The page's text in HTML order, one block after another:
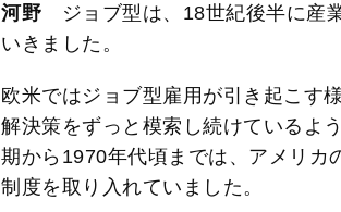
河野 ジョブ型は、18世紀後半に産
いきました。
欧米ではジョブ型雇用が引き起こす
解決策をずっと模索し続けているよ
期から1970年代頃までは、アメリカ
制度を取り入れていました。